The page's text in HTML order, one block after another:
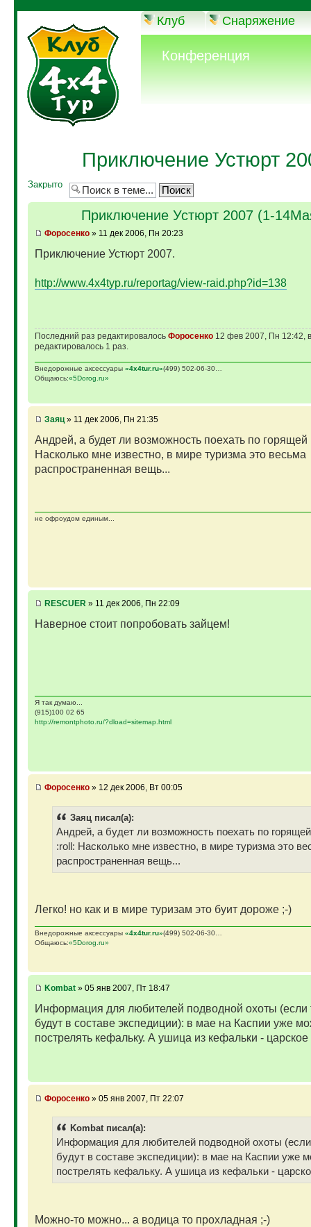
Клуб Снаряжение
Конференция
Приключение Устюрт
Закрыто
Приключение Устюрт 2007 (1-
Фopoceнкo» 11 дек 2006, Пн 20:23
Приключение Устюрт 2007.
http://www.4x4typ.ru/reportag/view-raid.php?id=138
Последний раз редактировалось Фopoceнкo12 фев 2007, Пн 12:42,
редактировалось 1 раз.
Внедорожные аксессуары «4х4tur.ru»(499) 502-06-30…
Общаюсь:«5Dorog.ru»
Заяц» 11 дек 2006, Пн 21:35
Андрей, а будет ли возможность поехать по горящей
Насколько мне известно, в мире туризма это весьма
распространенная вещь...
не офроудом единым...
RESCUER» 11 дек 2006, Пн 22:09
Наверное стоит попробовать зайцем!
Я так думаю...
(915)100 02 65
http://remontphoto.ru/?dload=sitemap.html
Фopoceнкo» 12 дек 2006, Вт 00:05
Заяц писал(а):
Андрей, а будет ли возможность поехать по
:roll: Насколько мне известно, в мире туризма это
распространенная вещь...
Легко! но как и в мире туризам это буит дороже ;-)
Внедорожные аксессуары «4х4tur.ru»(499) 502-06-30…
Общаюсь:«5Dorog.ru»
Kombat» 05 янв 2007, Пт 18:47
Информация для любителей подводной охоты (если
будут в составе экспедиции): в мае на Каспии уже
пострелять кефальку. А ушица из кефальки -
Фopoceнкo» 05 янв 2007, Пт 22:07
Kombat писал(а):
Информация для любителей подводной охоты
будут в составе экспедиции): в мае на Каспии уже
пострелять кефальку. А ушица из кефальки -
Можно-то можно... а водица то прохладная ;-)